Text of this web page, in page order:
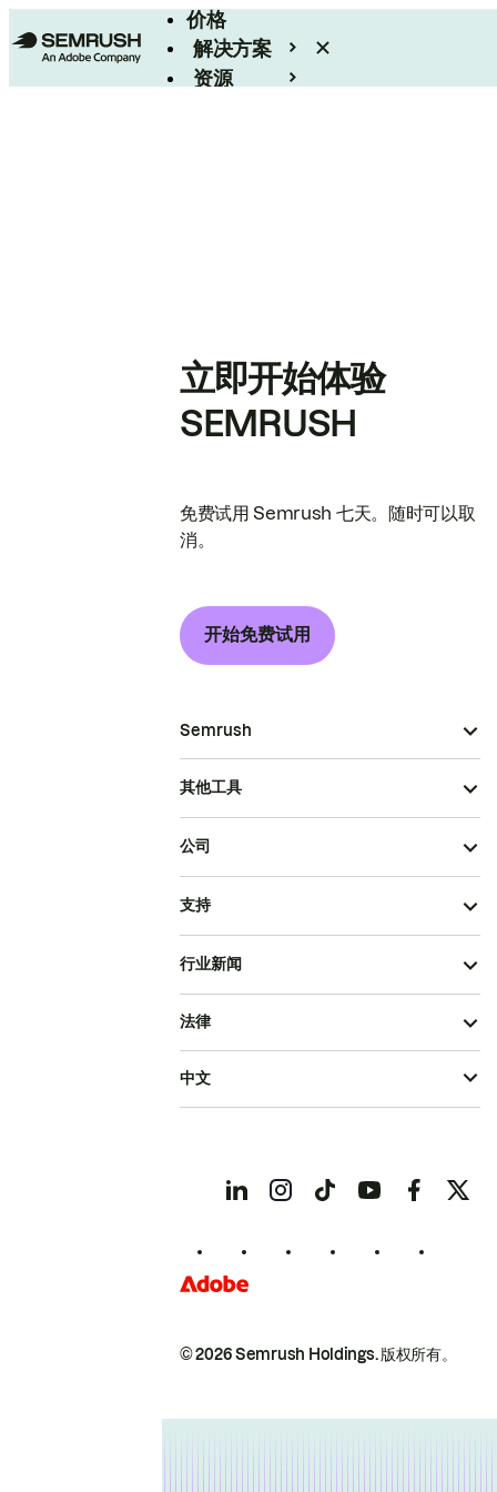
价格
解决方案
资源
立即开始体验
SEMRUSH
免费试用 Semrush 七天。随时可以取
消。
开始免费试用
Semrush
其他工具
公司
支持
行业新闻
© 2026 Semrush Holdings.版权所有。
法律
中文